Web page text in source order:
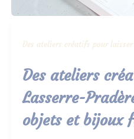
Des ateliers créatifs pour
Des ateliers
Lasserre-
objets et bijoux